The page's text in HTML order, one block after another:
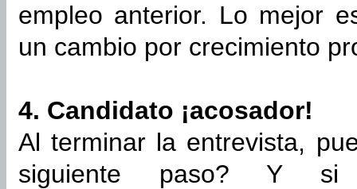
empleo anterior. Lo mejor
un cambio por crecimiento
4. Candidato ¡acosador!
Al terminar la entrevista,
siguiente paso? Y si